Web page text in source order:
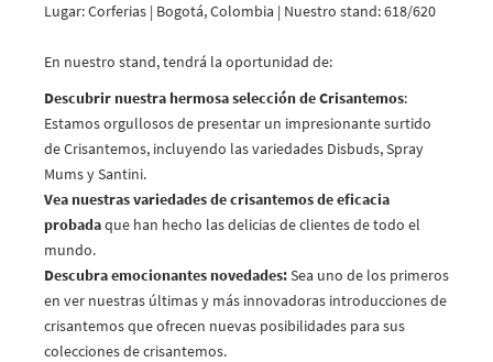
Lugar: Corferias | Bogotá, Colombia | Nuestro stand: 618/620
En nuestro stand, tendrá la oportunidad de:
Descubrir nuestra hermosa selección de Crisantemos:
Estamos orgullosos de presentar un impresionante surtido
de Crisantemos, incluyendo las variedades Disbuds, Spray
Mums y Santini.
Vea nuestras variedades de crisantemos de eficacia
probadaque han hecho las delicias de clientes de todo el
mundo.
Descubra emocionantes novedades:Sea uno de los primeros
en ver nuestras últimas y más innovadoras introducciones de
crisantemos que ofrecen nuevas posibilidades para sus
colecciones de crisantemos.